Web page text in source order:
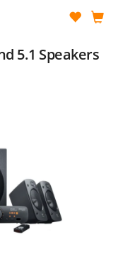
5.1 Speakers